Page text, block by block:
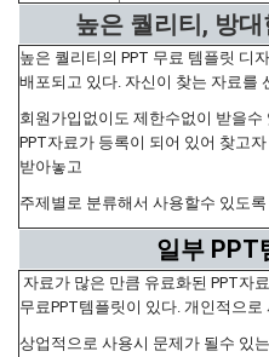
높은 퀄리티, 방
높은 퀄리티의 PPT 무료 템플릿 디
배포되고 있다. 자신이 찾는 자료를
회원가입없이도 제한수없이 받을수
PPT자료가 등록이 되어 있어 찾고
받아놓고
주제별로 분류해서 사용할수 있도
일부 PPT
자료가 많은 만큼 유료화된 PPT자
무료PPT템플릿이 있다. 개인적으
상업적으로 사용시 문제가 될수 있